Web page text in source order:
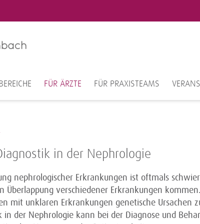
FÜR ÄRZTE FÜR PRAXISTEAMS
in der Nephrologie
nephrologischer Erkrankungen ist oftmals
Überlappung verschiedener Erkrankungen
mit unklaren Erkrankungen genetische Ursachen
in der Nephrologie kann bei der Diagnose und